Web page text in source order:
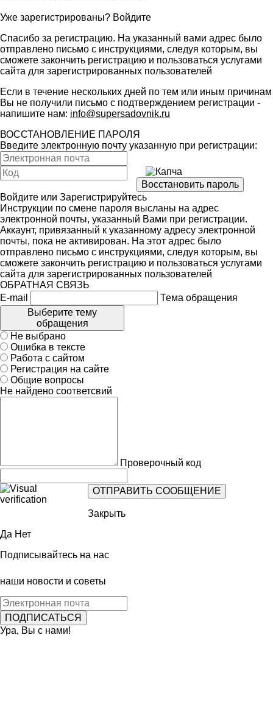
Уже зарегистрированы? Войдите
Спасибо за регистрацию. На указанный вами адрес было
отправлено письмо с инструкциями, следуя которым, вы
сможете закончить регистрацию и пользоваться услугами
сайта для зарегистрированных пользователей
Если в течение нескольких дней по тем или иным причинам
Вы не получили письмо с подтверждением регистрации -
напишите нам: info@supersadovnik.ru
ВОССТАНОВЛЕНИЕ ПАРОЛЯ
Введите электронную почту указанную при регистрации:
Войдите или Зарегистрируйтесь
Инструкции по смене пароля высланы на адрес
электронной почты, указанный Вами при регистрации.
Аккаунт, привязанный к указанному адресу электронной
почты, пока не активирован. На этот адрес было
отправлено письмо с инструкциями, следуя которым, вы
сможете закончить регистрацию и пользоваться услугами
сайта для зарегистрированных пользователей
ОБРАТНАЯ СВЯЗЬ
E-mail
Тема обращения
Выберите тему
обращения
Не выбрано
Ошибка в тексте
Работа с сайтом
Регистрация на сайте
Общие вопросы
Не найдено соответсвий
Проверочный код
Закрыть
Да Нет
Подписывайтесь на нас
наши новости и советы
Ура, Вы с нами!